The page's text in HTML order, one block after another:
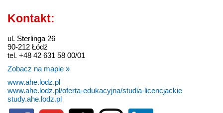
Kontakt:
ul. Sterlinga 26
90-212 Łódź
tel. +48 42 631 58 00/01
Zobacz na mapie »
www.ahe.lodz.pl
www.ahe.lodz.pl/oferta-edukacyjna/studia-licencjackie
study.ahe.lodz.pl